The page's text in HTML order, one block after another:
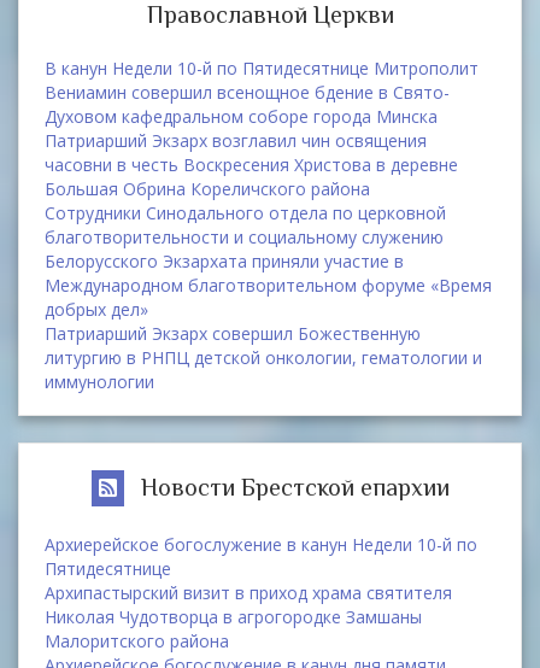
Православной Церкви
В канун Недели 10-й по Пятидесятнице Митрополит
Вениамин совершил всенощное бдение в Свято-
Духовом кафедральном соборе города Минска
Патриарший Экзарх возглавил чин освящения
часовни в честь Воскресения Христова в деревне
Большая Обрина Кореличского района
Сотрудники Синодального отдела по церковной
благотворительности и социальному служению
Белорусского Экзархата приняли участие в
Международном благотворительном форуме «Время
добрых дел»
Патриарший Экзарх совершил Божественную
литургию в РНПЦ детской онкологии, гематологии и
иммунологии
Новости Брестской епархии
Архиерейское богослужение в канун Недели 10-й по
Пятидесятнице
Архипастырский визит в приход храма святителя
Николая Чудотворца в агрогородке Замшаны
Малоритского района